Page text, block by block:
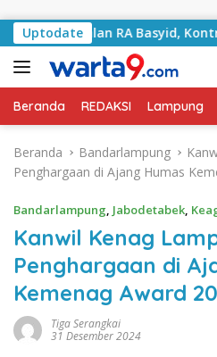
Uptodate
Jalan RA Basyid, Kontrak
Beranda REDAKSI Lampung
Beranda Bandarlampung
Penghargaan di Ajang Humas
Bandarlampung, Jabodetabek,
Kanwil Kenag
Penghargaan di
Kemenag Award
Tiga Serangkai
31 Desember 2024